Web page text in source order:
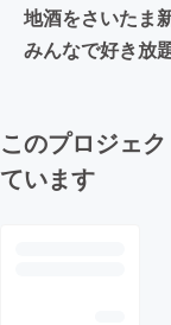
地酒をさいたま
みんなで好き放
このプロジェ
ています